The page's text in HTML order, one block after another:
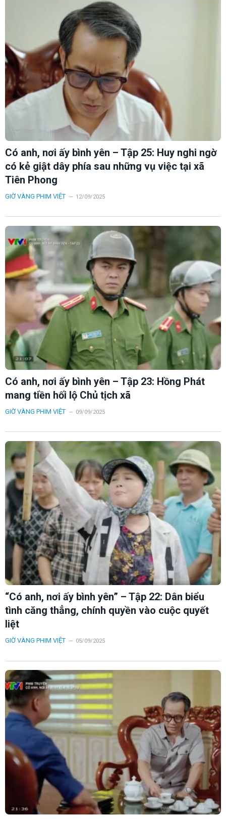
Có anh, nơi ấy bình yên – Tập 25: Huy nghi ngờ
có kẻ giật dây phía sau những vụ việc tại xã
Tiên Phong
GIỜ VÀNG PHIM VIỆT 12/09/2025
Có anh, nơi ấy bình yên – Tập 23: Hồng Phát
mang tiền hối lộ Chủ tịch xã
GIỜ VÀNG PHIM VIỆT 09/09/2025
“Có anh, nơi ấy bình yên” – Tập 22: Dân biểu
tình căng thẳng, chính quyền vào cuộc quyết
liệt
GIỜ VÀNG PHIM VIỆT 05/09/2025